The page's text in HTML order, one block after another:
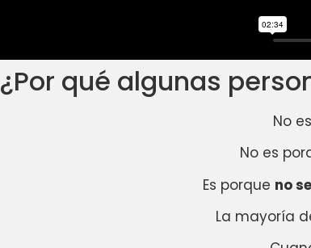
¿Por qué algunas
No
No es
Es porque no
La mayoría